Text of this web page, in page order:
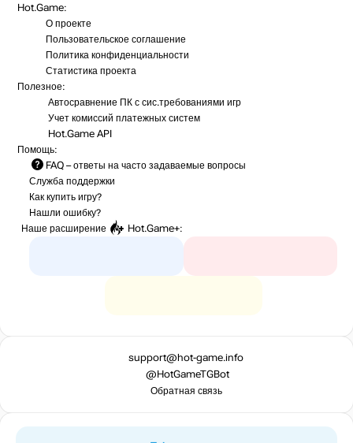
Hot.Game:
О проекте
Пользовательское соглашение
Политика конфиденциальности
Статистика проекта
Полезное:
Автосравнение ПК с сис.требованиями игр
Учет комиссий платежных систем
Hot.Game API
Помощь:
FAQ – ответы на часто задаваемые вопросы
Служба поддержки
Как купить игру?
Нашли ошибку?
Наше расширение
Hot.Game+:
support@hot-game.info
@HotGameTGBot
Обратная связь